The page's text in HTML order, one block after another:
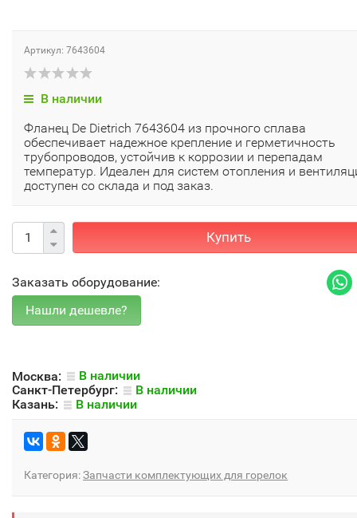
Артикул: 7643604
В наличии
Фланец De Dietrich 7643604 из прочного сплава
обеспечивает надежное крепление и герметичность
трубопроводов, устойчив к коррозии и перепадам
температур. Идеален для систем отопления и
доступен со склада и под заказ.
Купить
Заказать оборудование:
Москва:
В наличии
Санкт-Петербург:
В наличии
Казань:
В наличии
Категория:Запчасти комплектующих для горелок